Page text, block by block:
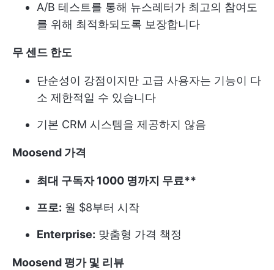
A/B 테스트를 통해 뉴스레터가 최고의 참여도
를 위해 최적화되도록 보장합니다
무 센드 한도
단순성이 강점이지만 고급 사용자는 기능이 다
소 제한적일 수 있습니다
기본 CRM 시스템을 제공하지 않음
Moosend 가격
최대 구독자 1000 명까지 무료**
프로: 월 $8부터 시작
Enterprise: 맞춤형 가격 책정
Moosend 평가 및 리뷰